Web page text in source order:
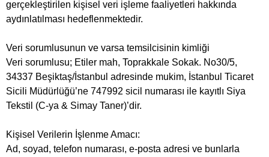
gerçekleştirilen kişisel veri işleme faaliyetleri hakkında
aydınlatılması hedeflenmektedir.
Veri sorumlusunun ve varsa temsilcisinin kimliği
Veri sorumlusu; Etiler mah, Toprakkale Sokak. No30/5,
34337 Beşiktaş/İstanbul adresinde mukim, İstanbul Ticaret
Sicili Müdürlüğü’ne 747992 sicil numarası ile kayıtlı Siya
Tekstil (C-ya & Simay Taner)’dir.
Kişisel Verilerin İşlenme Amacı:
Ad, soyad, telefon numarası, e-posta adresi ve bunlarla